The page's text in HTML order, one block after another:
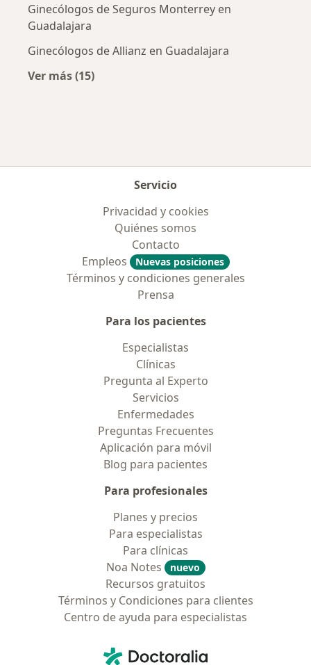
Ginecólogos de Seguros Monterrey en
Guadalajara
Ginecólogos de Allianz en Guadalajara
Ver más (15)
Servicio
Privacidad y cookies
Quiénes somos
Contacto
Empleos
Nuevas posiciones
Términos y condiciones generales
Prensa
Para los pacientes
Especialistas
Clínicas
Pregunta al Experto
Servicios
Enfermedades
Preguntas Frecuentes
Aplicación para móvil
Blog para pacientes
Para profesionales
Planes y precios
Para especialistas
Para clínicas
Noa Notes
nuevo
Recursos gratuitos
Términos y Condiciones para clientes
Centro de ayuda para especialistas
Doctoralia - Página de inicio